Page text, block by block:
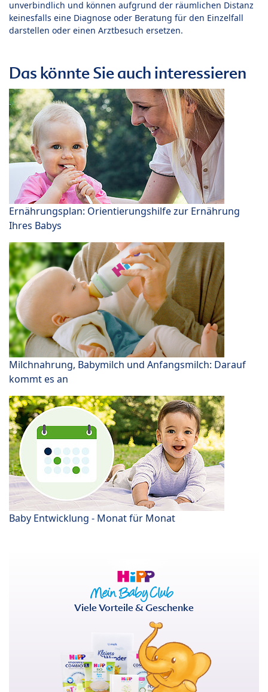
unverbindlich und können aufgrund der räumlichen Distanz
keinesfalls eine Diagnose oder Beratung für den Einzelfall
darstellen oder einen Arztbesuch ersetzen.
Das könnte Sie auch interessieren
Ernährungsplan: Orientierungshilfe zur Ernährung
Ihres Babys
Milchnahrung, Babymilch und Anfangsmilch: Darauf
kommt es an
Baby Entwicklung - Monat für Monat
Viele Vorteile & Geschenke